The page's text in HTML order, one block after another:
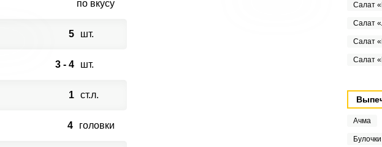
по вкусу
5 шт.
3 - 4 шт.
1 ст.л.
4 головки
Салат
Салат
Салат
Салат
Ачма
Булочки